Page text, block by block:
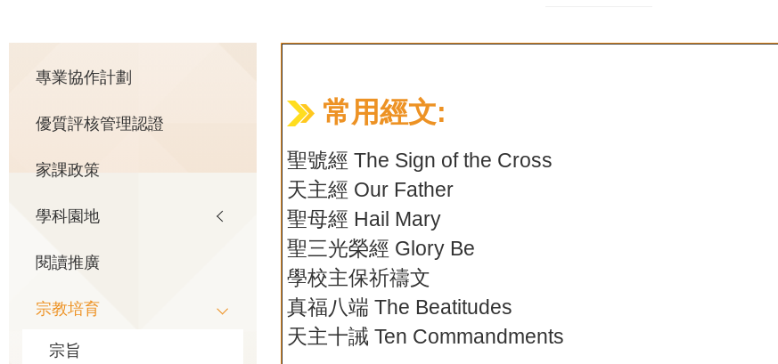
航
常用經文:
聖號經 The Sign of the Cross
天主經 Our Father
聖母經 Hail Mary
聖三光榮經 Glory Be
學校主保祈禱文
真福八端 The Beatitudes
天主十誡 Ten Commandments
Main
navigation
專業協作計劃
優質評核管理認證
家課政策
學科園地
閱讀推廣
宗教培育
宗旨